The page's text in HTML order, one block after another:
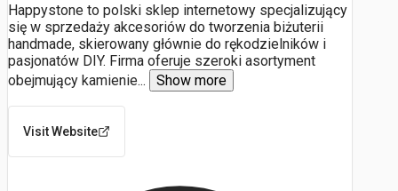
Happystone to polski sklep internetowy specjalizujący
się w sprzedaży akcesoriów do tworzenia biżuterii
handmade, skierowany głównie do rękodzielników i
pasjonatów DIY. Firma oferuje szeroki asortyment
obejmujący kamienie... Show more
Visit Website